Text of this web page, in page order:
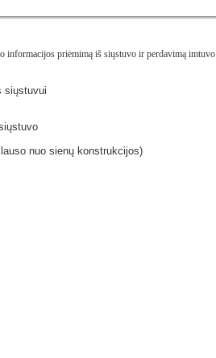
informacijos priėmimą iš siųstuvo ir perdavimą imtuvo
siųstuvui
nuo sienų konstrukcijos)